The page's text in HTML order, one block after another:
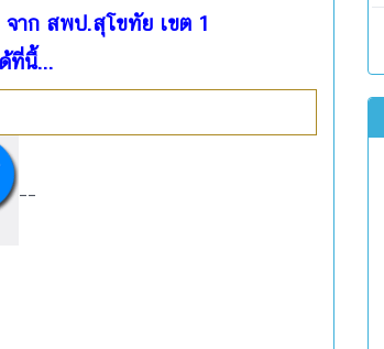
าก สพป.สุโขทัย เขต 1
ที่นี้...